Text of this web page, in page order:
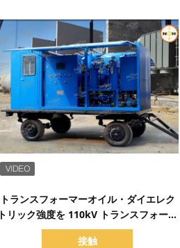
トランスフォーマーオイル・ダイエレク
トリック強度を 110kV トランスフォーマ
ーで現場で ≥75kV に回復する
接触